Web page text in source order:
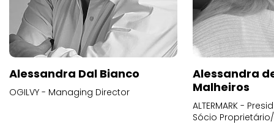
Alessandra Dal Bianco
OGILVY - Managing Director
Alessandra
Malheiros
ALTERMARK -
Sócio